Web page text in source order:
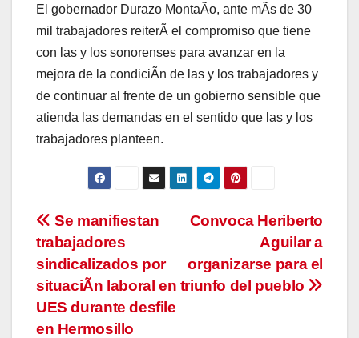
El gobernador Durazo MontaÃo, ante mÃs de 30
mil trabajadores reiterÃ el compromiso que tiene
con las y los sonorenses para avanzar en la
mejora de la condiciÃn de las y los trabajadores y
de continuar al frente de un gobierno sensible que
atienda las demandas en el sentido que las y los
trabajadores planteen.
Navegación
de
entradas
Convoca Heriberto
Aguilar a
organizarse para el
triunfo del pueblo
Se manifiestan
trabajadores
sindicalizados por
situaciÃn laboral en
UES durante desfile
en Hermosillo